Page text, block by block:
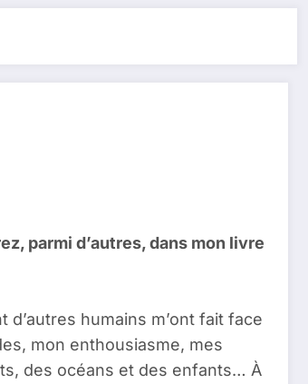
parmi d’autres, dans mon livre
humains m’ont fait face
mon enthousiasme, mes
des océans et des enfants… À